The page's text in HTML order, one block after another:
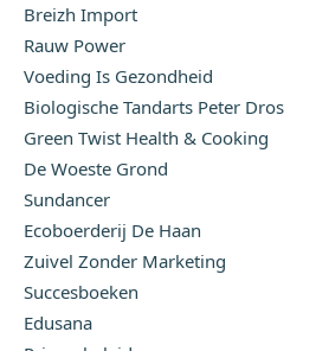
Breizh Import
Rauw Power
Voeding Is Gezondheid
Biologische Tandarts Peter Dros
Green Twist Health & Cooking
De Woeste Grond
Sundancer
Ecoboerderij De Haan
Zuivel Zonder Marketing
Succesboeken
Edusana